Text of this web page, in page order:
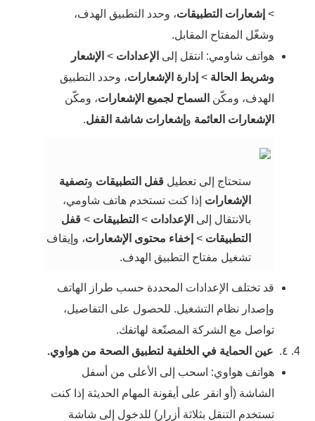
> إشعارات التطبيقات، وحدد التطبيق الهدف،
وشغّل المفتاح المقابل.
هواتف شاومي: انتقل إلى الإعدادات > الإشعار
وشريط الحالة > إدارة الإشعارات، وحدد التطبيق
الهدف، ومكّن السماح لجميع الإشعارات، ومكّن
الإشعارات العائمة و إشعارات شاشة القفل.
ستحتاج إلى تعطيلقفل التطبيقات وتصفية
الإشعارات إذا كنت تستخدم هاتف شاومي،
بالانتقال إلى الإعدادات > التطبيقات >قفل
التطبيقات > إخفاء محتوى الإشعارات، وإيقاف
تشغيل مفتاح التطبيق الهدف.
قد تختلف الإعدادات المحددة حسب طراز الهاتف
وإصدار نظام التشغيل. للحصول على التفاصيل،
تواصل مع الشركة المصنّعة لهاتفك.
٤.
عين الحماية في الخلفية لتطبيق الصحة من هواوي.
هواتف هواوي: اسحب إلى الأعلى من أسفل
الشاشة (أو انقر على أيقونة المهام الحديثة إذا كنت
تستخدم التنقل بثلاثة أزرار) للدخول إلى شاشة